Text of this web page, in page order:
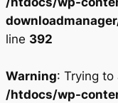
line 392
Warning: Trying
/htdocs/wp-